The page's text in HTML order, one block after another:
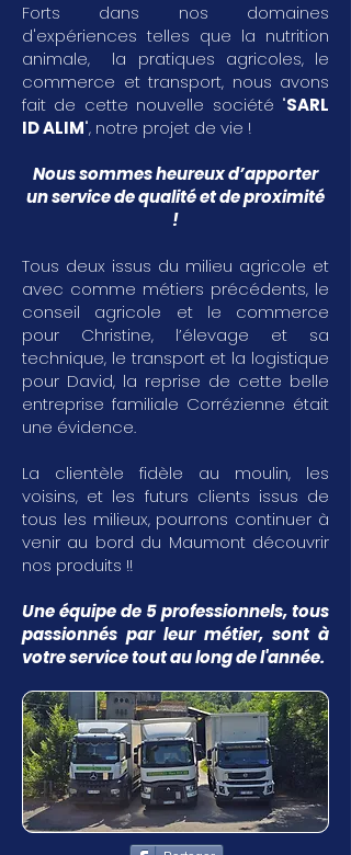
Forts dans nos domaines
d'expériences telles que la nutrition
animale, la pratiques agricoles, le
commerce et transport, nous avons
fait de cette nouvelle société "SARL
ID ALIM", notre projet de vie !
Nous sommes heureux d’apporter
un service de qualité et de proximité
!
Tous deux issus du milieu agricole et
avec comme métiers précédents, le
conseil agricole et le commerce
pour Christine, l’élevage et sa
technique, le transport et la logistique
pour David, la reprise de cette belle
entreprise familiale Corrézienne était
une évidence.
La clientèle fidèle au moulin, les
voisins, et les futurs clients issus de
tous les milieux, pourrons continuer à
venir au bord du Maumont découvrir
nos produits !!
Une équipe de 5 professionnels, tous
passionnés par leur métier, sont à
votre service tout au long de l'année.